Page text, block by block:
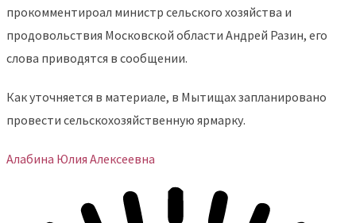
прокомментироал министр сельского хозяйства и
продовольствия Московской области Андрей Разин, его
слова приводятся в сообщении.
Как уточняется в материале, в Мытищах запланировано
провести сельскохозяйственную ярмарку.
Алабина Юлия Алексеевна